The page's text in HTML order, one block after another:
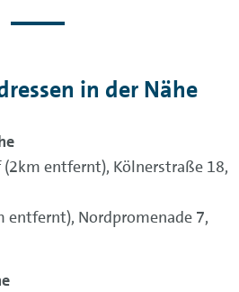
in der Nähe
entfernt), Kölnerstraße 18,
entfernt), Nordpromenade 7,